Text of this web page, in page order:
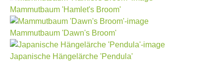
Mammutbaum 'Hamlet's Broom'
Mammutbaum 'Dawn's Broom'
Japanische Hängelärche 'Pendula'